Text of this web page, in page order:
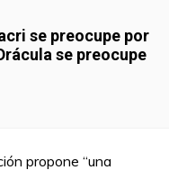
se preocupe por
se preocupe